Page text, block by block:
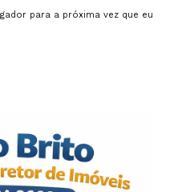
para a próxima vez que eu